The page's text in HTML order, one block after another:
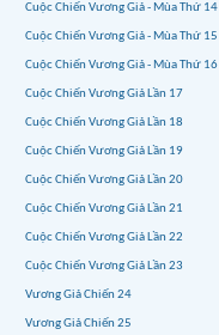
Cuộc Chiến Vương Giả - Mùa Thứ 14
Cuộc Chiến Vương Giả - Mùa Thứ 15
Cuộc Chiến Vương Giả - Mùa Thứ 16
Cuộc Chiến Vương Giả Lần 17
Cuộc Chiến Vương Giả Lần 18
Cuộc Chiến Vương Giả Lần 19
Cuộc Chiến Vương Giả Lần 20
Cuộc Chiến Vương Giả Lần 21
Cuộc Chiến Vương Giả Lần 22
Cuộc Chiến Vương Giả Lần 23
Vương Giả Chiến 24
Vương Giả Chiến 25